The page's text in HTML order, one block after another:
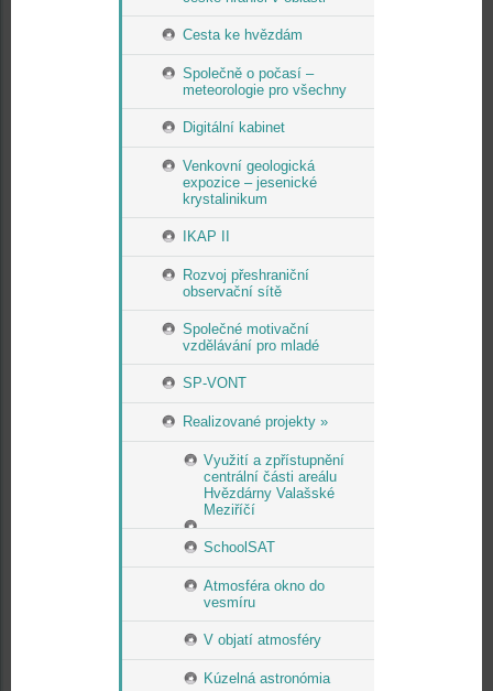
Cesta ke hvězdám
Společně o počasí –
meteorologie pro všechny
Digitální kabinet
Venkovní geologická
expozice – jesenické
krystalinikum
IKAP II
Rozvoj přeshraniční
observační sítě
Společné motivační
vzdělávání pro mladé
SP-VONT
Realizované projekty »
Využití a zpřístupnění
centrální části areálu
Hvězdárny Valašské
Meziříčí
SchoolSAT
Atmosféra okno do
vesmíru
V objatí atmosféry
Kúzelná astronómia